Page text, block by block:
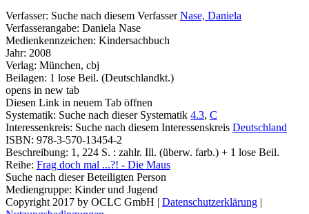
Verfasser: Suche nach diesem Verfasser Nase, Daniela
Verfasserangabe: Daniela Nase
Medienkennzeichen: Kindersachbuch
Jahr: 2008
Verlag: München, cbj
Beilagen: 1 lose Beil. (Deutschlandkt.)
opens in new tab
Diesen Link in neuem Tab öffnen
Systematik: Suche nach dieser Systematik 4.3, C
Interessenkreis: Suche nach diesem Interessenskreis Deutschland
ISBN: 978-3-570-13454-2
Beschreibung: 1, 224 S. : zahlr. Ill. (überw. farb.) + 1 lose Beil.
Reihe: Frag doch mal ...?! - Die Maus
Suche nach dieser Beteiligten Person
Mediengruppe: Kinder und Jugend
Copyright 2017 by OCLC GmbH | Datenschutzerklärung |